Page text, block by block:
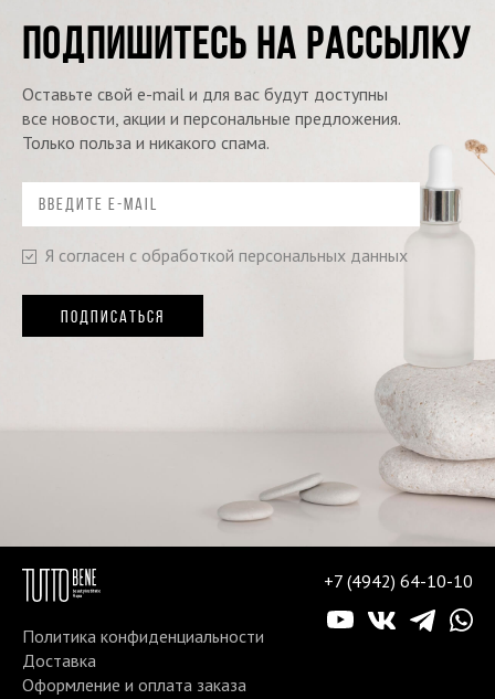
ПОДПИШИТЕСЬ НА РАССЫЛКУ
Оставьте свой e-mail и для вас будут доступны
все новости, акции и персональные предложения.
Только польза и никакого спама.
Я согласен с обработкой персональных данных
ПОДПИСАТЬСЯ
Политика конфиденциальности
Доставка
Оформление и оплата заказа
+7 (4942) 64-10-10